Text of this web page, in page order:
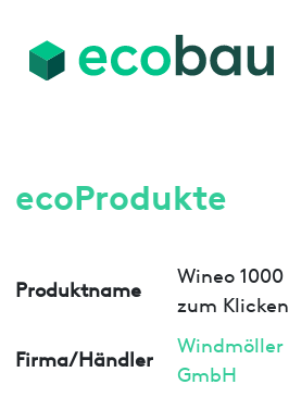
ecoProdukte
Produktname
Wineo 1000
zum Klicken
Firma/Händler
Windmöller
GmbH